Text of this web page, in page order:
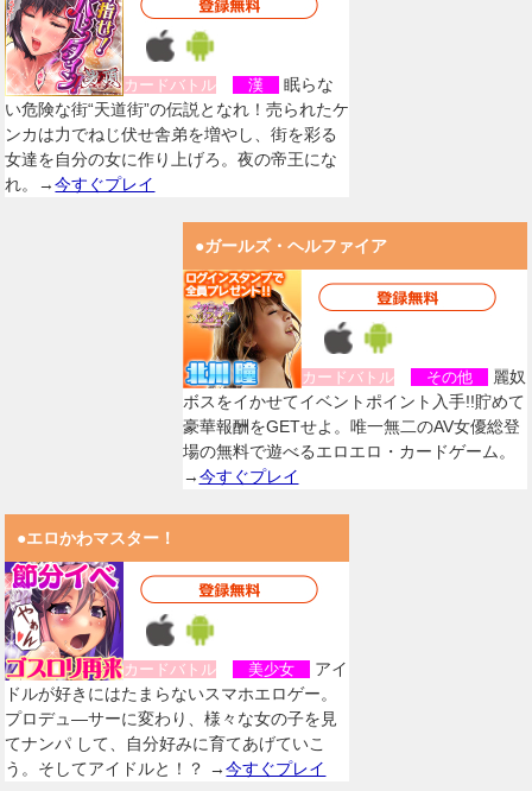
カードバトル 漢
眠らな
い危険な街“天道街”の伝説となれ！売られたケ
ンカは力でねじ伏せ舎弟を増やし、街を彩る
女達を自分の女に作り上げろ。夜の帝王にな
れ。→今すぐプレイ
●ガールズ・ヘルファイア
カードバトル その他
麗奴
ボスをイかせてイベントポイント入手!!貯めて
豪華報酬をGETせよ。唯一無二のAV女優総登
場の無料で遊べるエロエロ・カードゲーム。
→今すぐプレイ
●エロかわマスター！
カードバトル 美少女
アイ
ドルが好きにはたまらないスマホエロゲー。
プロデュ―サーに変わり、様々な女の子を見
てナンパ して、自分好みに育てあげていこ
う。そしてアイドルと！？ →今すぐプレイ